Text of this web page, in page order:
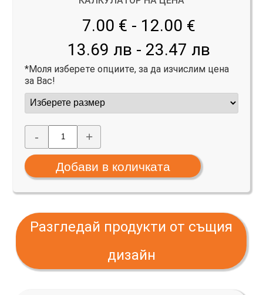
7.00 € - 12.00 €
13.69 лв - 23.47 лв
*Моля изберете опциите, за да изчислим цена
за Вас!
- +
Разгледай продукти от същия
дизайн